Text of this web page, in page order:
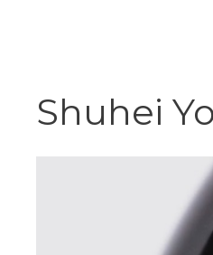
Shuhei